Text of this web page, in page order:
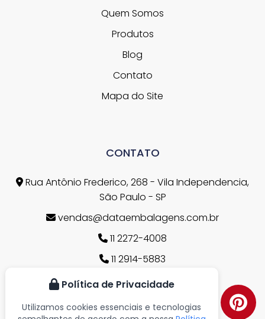
Quem Somos
Produtos
Blog
Contato
Mapa do Site
CONTATO
Rua Antônio Frederico, 268 - Vila Independencia,
São Paulo - SP
vendas@dataembalagens.com.br
11 2272-4008
11 2914-5883
11 2272-4008
11 96768-0112
Política de Privacidade
Utilizamos cookies essenciais e tecnologias